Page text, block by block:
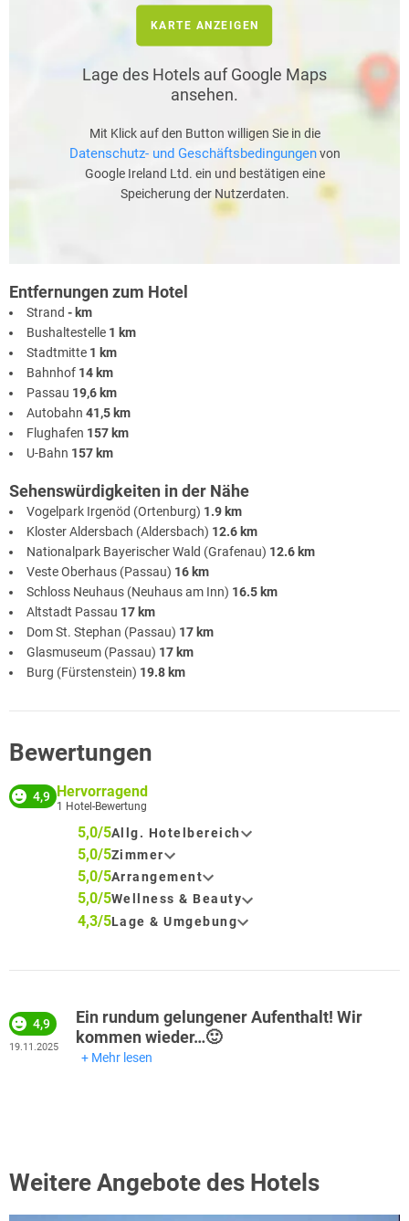
KARTE ANZEIGEN
Lage des Hotels auf Google Maps
ansehen.
Mit Klick auf den Button willigen Sie in die
Datenschutz- und Geschäftsbedingungenvon
Google Ireland Ltd. ein und bestätigen eine
Speicherung der Nutzerdaten.
Entfernungen zum Hotel
Strand - km
Bushaltestelle 1 km
Stadtmitte 1 km
Bahnhof 14 km
Passau 19,6 km
Autobahn 41,5 km
Flughafen 157 km
U-Bahn 157 km
Sehenswürdigkeiten in der Nähe
Vogelpark Irgenöd (Ortenburg) 1.9 km
Kloster Aldersbach (Aldersbach) 12.6 km
Nationalpark Bayerischer Wald (Grafenau) 12.6 km
Veste Oberhaus (Passau) 16 km
Schloss Neuhaus (Neuhaus am Inn) 16.5 km
Altstadt Passau 17 km
Dom St. Stephan (Passau) 17 km
Glasmuseum (Passau) 17 km
Burg (Fürstenstein) 19.8 km
Bewertungen
4,9 Hervorragend
1 Hotel-Bewertung
5,0/5Allg. Hotelbereich
5,0/5Zimmer
5,0/5Arrangement
5,0/5Wellness & Beauty
4,3/5Lage & Umgebung
Ein rundum gelungener Aufenthalt! Wir
kommen wieder…🙂
4,9
19.11.2025
Mehr lesen
Weitere Angebote des Hotels